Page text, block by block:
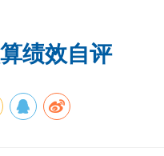
绩效自评